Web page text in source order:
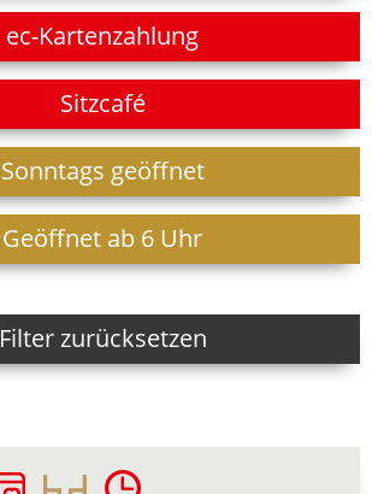
ec-Kartenzahlung
Sitzcafé
Sonntags geöffnet
Geöffnet ab 6 Uhr
Filter zurücksetzen